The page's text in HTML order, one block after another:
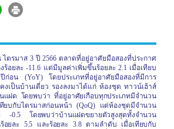
ส 3 ปี 2566 ตลาดที่อยู่อาศัยมือสองที่ประกาศ
อยละ -11.6 แต่มีมูลค่าเพิ่มขึ้นร้อยละ 2.1 เมื่อเทียบ
ปีก่อน (YoY) โดยประเภทที่อยู่อาศัยมือสองที่มีการ
งเป็นบ้านเดี่ยว รองลงมาได้แก่ ห้องชุด ทาวน์เฮ้าส์
แฝด โดยพบว่า ที่อยู่อาศัยเกือบทุกประเภทมีจำนวน
ยบกับไตรมาสก่อนหน้า (QoQ)
แต่ห้องชุดมีจำนวน
ะ -0.5 โดยพบว่าบ้านแฝดขยายตัวสูงสุดทั้งจำนวน
อยละ 5.5 และร้อยละ 3.8 ตามลำดับ เมื่อเทียบกับ